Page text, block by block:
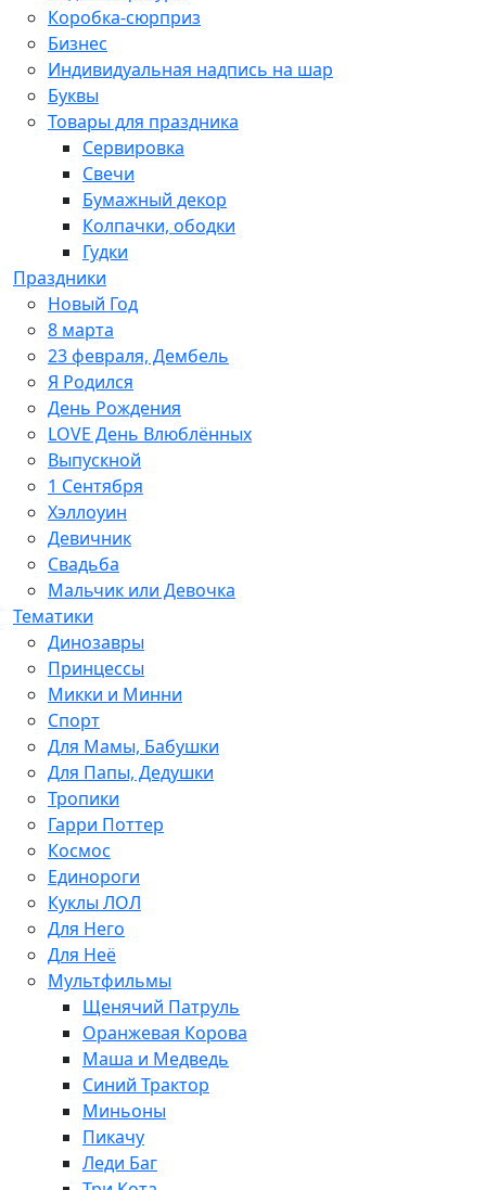
Коробка-сюрприз
Бизнес
Индивидуальная надпись на шар
Буквы
Товары для праздника
Сервировка
Свечи
Бумажный декор
Колпачки, ободки
Гудки
Праздники
Новый Год
8 марта
23 февраля, Дембель
Я Родился
День Рождения
LOVE День Влюблённых
Выпускной
1 Сентября
Хэллоуин
Девичник
Свадьба
Мальчик или Девочка
Тематики
Динозавры
Принцессы
Микки и Минни
Спорт
Для Мамы, Бабушки
Для Папы, Дедушки
Тропики
Гарри Поттер
Космос
Единороги
Куклы ЛОЛ
Для Него
Для Неё
Мультфильмы
Щенячий Патруль
Оранжевая Корова
Маша и Медведь
Синий Трактор
Миньоны
Пикачу
Леди Баг